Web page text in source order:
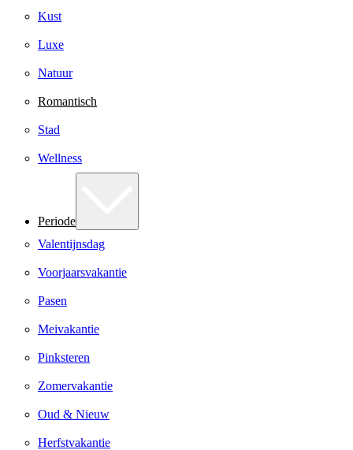
Kust
Luxe
Natuur
Romantisch
Stad
Wellness
Periode
Valentijnsdag
Voorjaarsvakantie
Pasen
Meivakantie
Pinksteren
Zomervakantie
Oud & Nieuw
Herfstvakantie